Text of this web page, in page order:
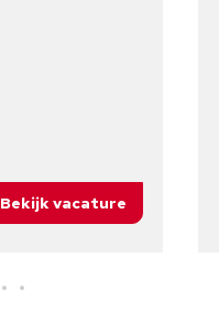
Bekijk vacature